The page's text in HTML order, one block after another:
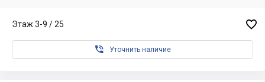
Этаж 3-9 / 25 
 Уточнить наличие